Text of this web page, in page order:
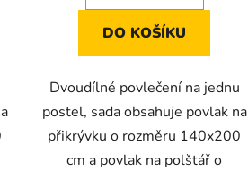
DO KOŠÍKU
Dvoudílné povlečení na jednu
postel, sada obsahuje povlak na
přikrývku o rozměru 140x200
cm a povlak na polštář o